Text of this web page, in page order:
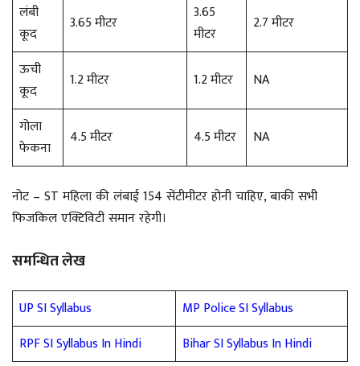
लंबी
कूद
3.65 मीटर
3.65
मीटर
2.7 मीटर
ऊची
कूद
1.2 मीटर 1.2 मीटर NA
गोला
फेकना
4.5 मीटर 4.5 मीटर NA
नोट – ST महिला की लंबाई 154 सेंटीमीटर होनी चाहिए, बाकी सभी
फिजकिल एक्टिविटी समान रहेगी।
समन्धित लेख
UP SI Syllabus
MP Police SI Syllabus
RPF SI Syllabus In Hindi
Bihar SI Syllabus In Hindi